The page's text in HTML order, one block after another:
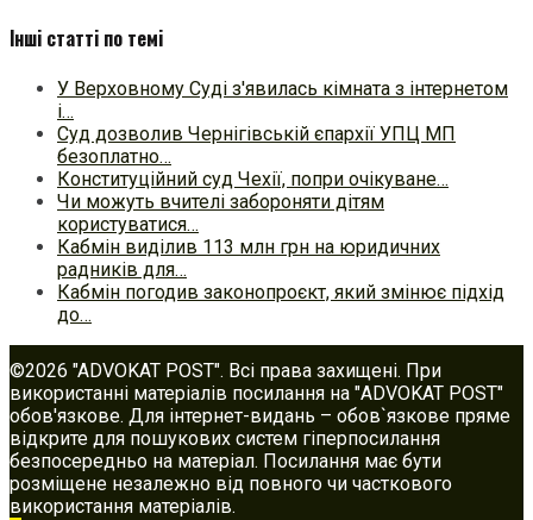
Інші статті по темі
У Верховному Суді з'явилась кімната з інтернетом
і…
Суд дозволив Чернігівській єпархії УПЦ МП
безоплатно…
Конституційний суд Чехії, попри очікуване…
Чи можуть вчителі забороняти дітям
користуватися…
Кабмін виділив 113 млн грн на юридичних
радників для…
Кабмін погодив законопроєкт, який змінює підхід
до…
©2026 "ADVOKAT POST". Всі права захищені. При
використанні матеріалів посилання на "ADVOKAT POST"
обов'язкове. Для інтернет-видань – обов`язкове пряме
відкрите для пошукових систем гіперпосилання
безпосередньо на матеріал. Посилання має бути
розміщене незалежно від повного чи часткового
використання матеріалів.